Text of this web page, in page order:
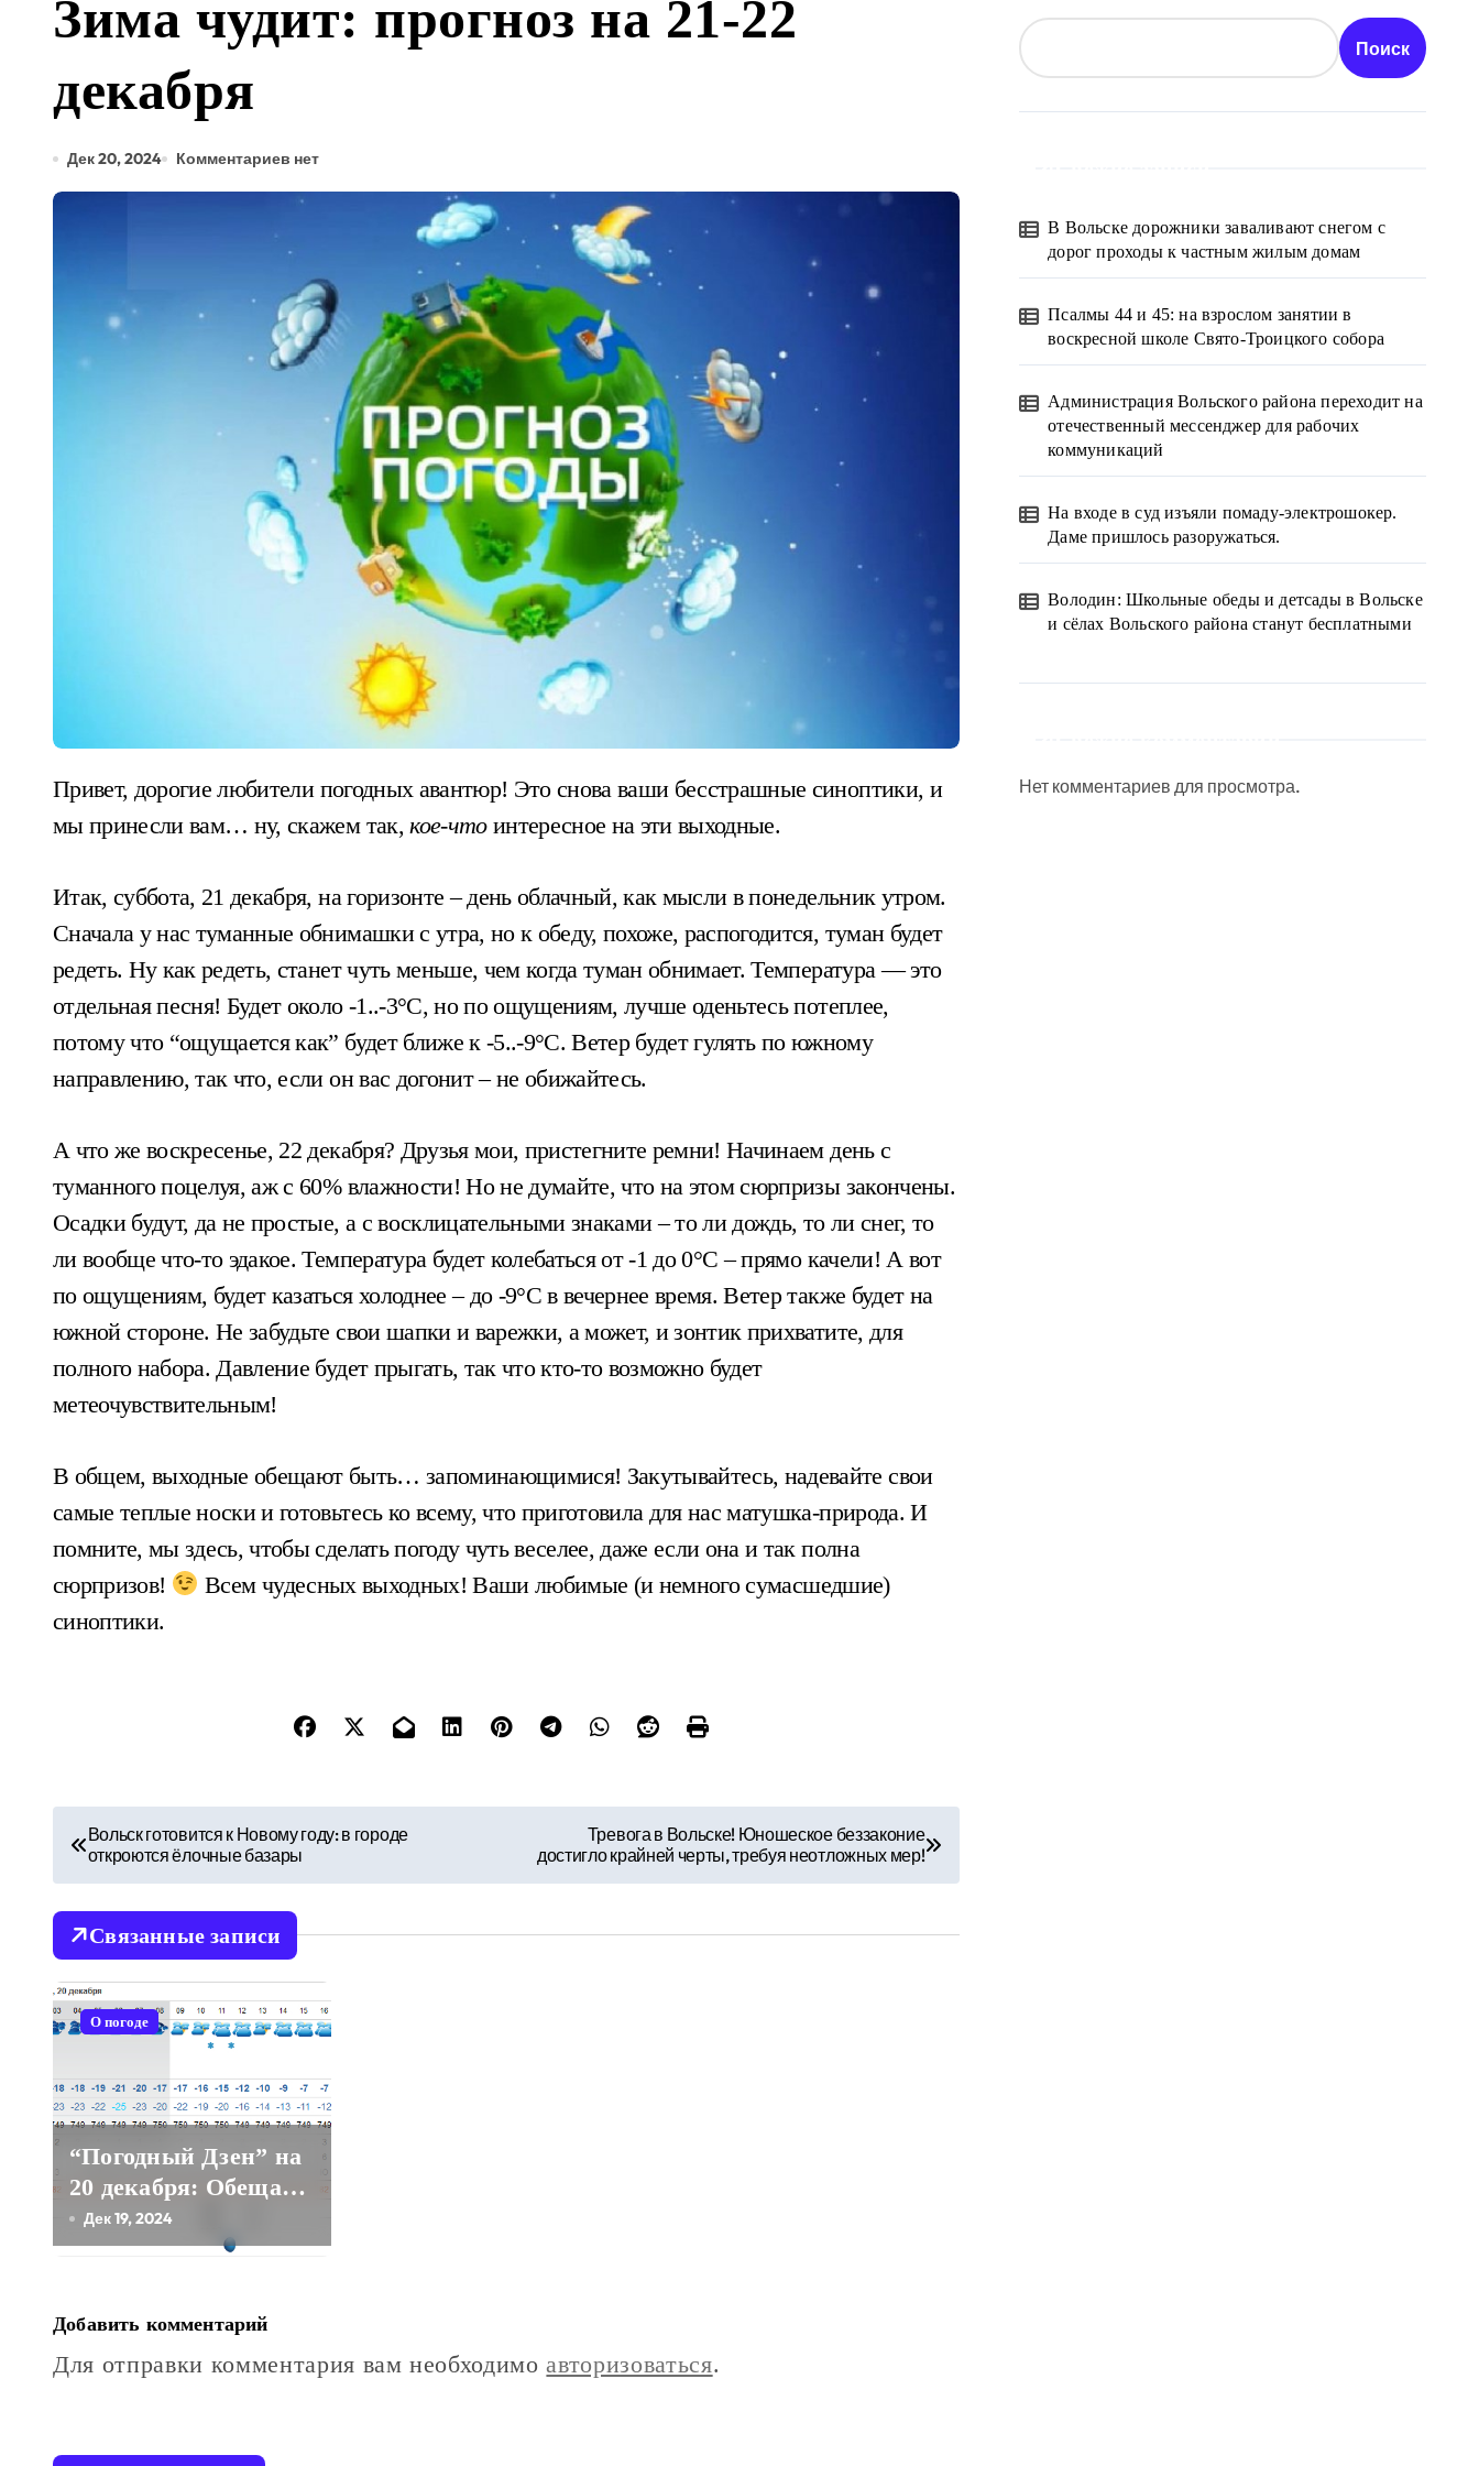
Зима чудит: прогноз на 21-22
декабря
Дек 20, 2024 Комментариев нет
Привет, дорогие любители погодных авантюр! Это снова ваши бесстрашные синоптики, и
мы принесли вам… ну, скажем так,кое-чтоинтересное на эти выходные.
Итак, суббота, 21 декабря, на горизонте – день облачный, как мысли в понедельник утром.
Сначала у нас туманные обнимашки с утра, но к обеду, похоже, распогодится, туман будет
редеть. Ну как редеть, станет чуть меньше, чем когда туман обнимает. Температура — это
отдельная песня! Будет около -1..-3°C, но по ощущениям, лучше оденьтесь потеплее,
потому что “ощущается как” будет ближе к -5..-9°C. Ветер будет гулять по южному
направлению, так что, если он вас догонит – не обижайтесь.
А что же воскресенье, 22 декабря? Друзья мои, пристегните ремни! Начинаем день с
туманного поцелуя, аж с 60% влажности! Но не думайте, что на этом сюрпризы закончены.
Осадки будут, да не простые, а с восклицательными знаками – то ли дождь, то ли снег, то
ли вообще что-то эдакое. Температура будет колебаться от -1 до 0°C – прямо качели! А вот
по ощущениям, будет казаться холоднее – до -9°C в вечернее время. Ветер также будет на
южной стороне. Не забудьте свои шапки и варежки, а может, и зонтик прихватите, для
полного набора. Давление будет прыгать, так что кто-то возможно будет
метеочувствительным!
В общем, выходные обещают быть… запоминающимися! Закутывайтесь, надевайте свои
самые теплые носки и готовьтесь ко всему, что приготовила для нас матушка-природа. И
помните, мы здесь, чтобы сделать погоду чуть веселее, даже если она и так полна
сюрпризов!
Всем чудесных выходных! Ваши любимые (и немного сумасшедшие)
синоптики.
а
в
и
г
ц
и
я
п
з
а
Вольск готовится к Новому году: в городе
откроются ёлочные базары
Тревога в Вольске! Юношеское беззаконие
достигло крайней черты, требуя неотложных мер!
Связанные записи
О погоде
“Погодный Дзен” на
20 декабря: Обещаем
зиму с элементами
“морозной
Дек 19, 2024
Добавить комментарий
Для отправки комментария вам необходимо авторизоваться.
Поиск
В Вольске дорожники заваливают снегом с
дорог проходы к частным жилым домам
Псалмы 44 и 45: на взрослом занятии в
воскресной школе Свято-Троицкого собора
Администрация Вольского района переходит на
отечественный мессенджер для рабочих
коммуникаций
На входе в суд изъяли помаду-электрошокер.
Даме пришлось разоружаться.
Володин: Школьные обеды и детсады в Вольске
и сёлах Вольского района станут бесплатными
Нет комментариев для просмотра.